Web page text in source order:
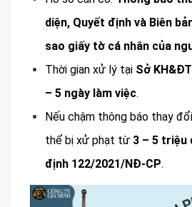
diện, Quyết định và Biên
sao giấy tờ cá nhân của
Thời gian xử lý tại Sở
– 5 ngày làm việc.
Nếu chậm thông báo thay
thể bị xử phạt từ 3 – 5 triệu
định 122/2021/NĐ-CP.